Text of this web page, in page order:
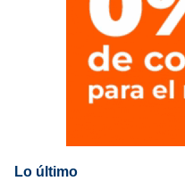
Lo último